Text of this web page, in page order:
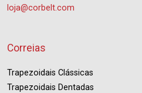
loja@corbelt.com
Correias
Trapezoidais Clássicas
Trapezoidais Dentadas